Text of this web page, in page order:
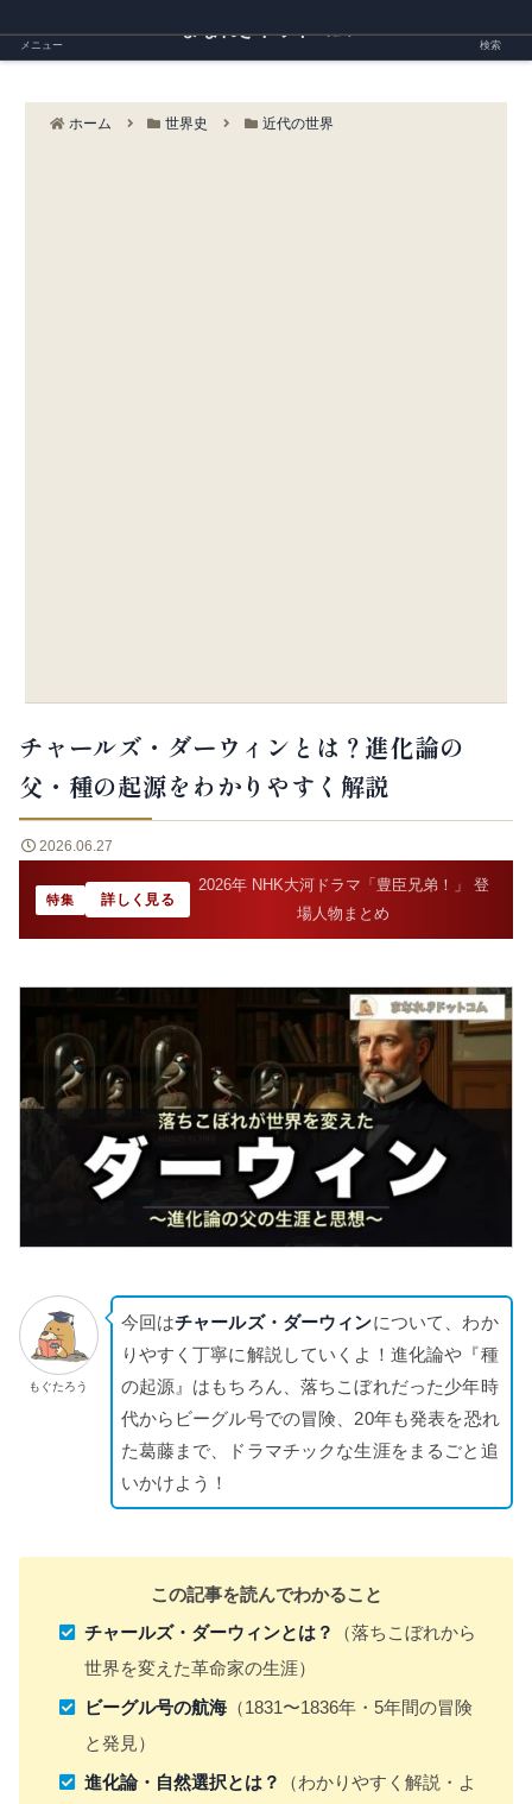
ホーム 世界史 近代の世界
チャールズ・ダーウィンとは？進化論の
父・種の起源をわかりやすく解説
2026.06.27
特集 詳しく見る
2026年 NHK大河ドラマ「豊臣兄弟！」 登
場人物まとめ
もぐたろう
今回はチャールズ・ダーウィンについて、わか
りやすく丁寧に解説していくよ！進化論や『種
の起源』はもちろん、落ちこぼれだった少年時
代からビーグル号での冒険、20年も発表を恐れ
た葛藤まで、ドラマチックな生涯をまるごと追
いかけよう！
この記事を読んでわかること
チャールズ・ダーウィンとは？
（落ちこぼれから
世界を変えた革命家の生涯）
ビーグル号の航海（1831〜1836年・5年間の冒険
と発見）
進化論・自然選択とは？
（わかりやすく解説・よ
メニュー 検索